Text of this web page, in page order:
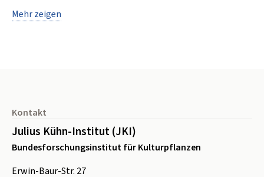
Mehr zeigen
Kontakt
Julius Kühn-Institut (JKI)
Bundesforschungsinstitut für Kulturpflanzen
Erwin-Baur-Str. 27